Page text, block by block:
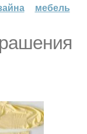
мебель